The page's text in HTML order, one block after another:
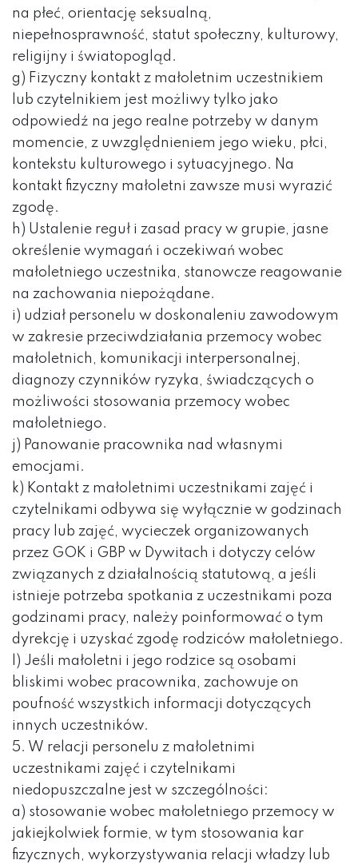
na płeć, orientację seksualną,
niepełnosprawność, statut społeczny, kulturowy,
religijny i światopogląd.
g) Fizyczny kontakt z małoletnim uczestnikiem
lub czytelnikiem jest możliwy tylko jako
odpowiedź na jego realne potrzeby w danym
momencie, z uwzględnieniem jego wieku, płci,
kontekstu kulturowego i sytuacyjnego. Na
kontakt fizyczny małoletni zawsze musi wyrazić
zgodę.
h) Ustalenie reguł i zasad pracy w grupie, jasne
określenie wymagań i oczekiwań wobec
małoletniego uczestnika, stanowcze reagowanie
na zachowania niepożądane.
i) udział personelu w doskonaleniu zawodowym
w zakresie przeciwdziałania przemocy wobec
małoletnich, komunikacji interpersonalnej,
diagnozy czynników ryzyka, świadczących o
możliwości stosowania przemocy wobec
małoletniego.
j) Panowanie pracownika nad własnymi
emocjami.
k) Kontakt z małoletnimi uczestnikami zajęć i
czytelnikami odbywa się wyłącznie w godzinach
pracy lub zajęć, wycieczek organizowanych
przez GOK i GBP w Dywitach i dotyczy celów
związanych z działalnością statutową, a jeśli
istnieje potrzeba spotkania z uczestnikami poza
godzinami pracy, należy poinformować o tym
dyrekcję i uzyskać zgodę rodziców małoletniego.
l) Jeśli małoletni i jego rodzice są osobami
bliskimi wobec pracownika, zachowuje on
poufność wszystkich informacji dotyczących
innych uczestników.
5. W relacji personelu z małoletnimi
uczestnikami zajęć i czytelnikami
niedopuszczalne jest w szczególności:
a) stosowanie wobec małoletniego przemocy w
jakiejkolwiek formie, w tym stosowania kar
fizycznych, wykorzystywania relacji władzy lub